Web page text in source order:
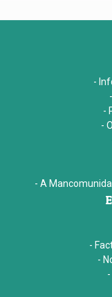
-
-
-
- A
-
-